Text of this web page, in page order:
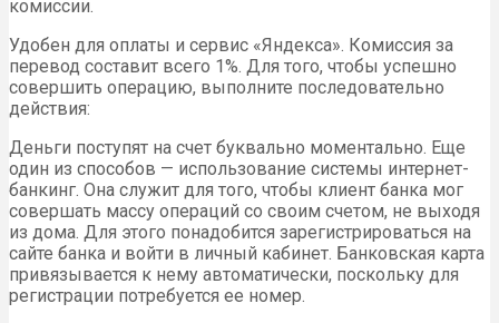
комиссии.
Удобен для оплаты и сервис «Яндекса». Комиссия за
перевод составит всего 1%. Для того, чтобы успешно
совершить операцию, выполните последовательно
действия:
Деньги поступят на счет буквально моментально. Еще
один из способов — использование системы интернет-
банкинг. Она служит для того, чтобы клиент банка мог
совершать массу операций со своим счетом, не выходя
из дома. Для этого понадобится зарегистрироваться на
сайте банка и войти в личный кабинет. Банковская карта
привязывается к нему автоматически, поскольку для
регистрации потребуется ее номер.